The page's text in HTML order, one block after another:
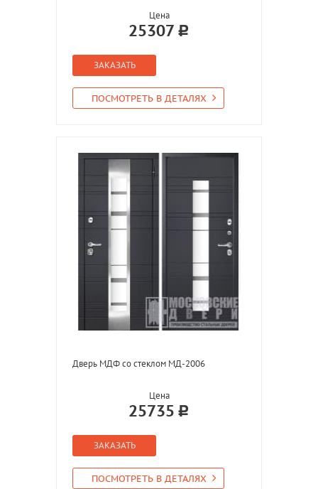
Цена
25307
ЗАКАЗАТЬ
ПОСМОТРЕТЬ В ДЕТАЛЯХ
Дверь МДФ со стеклом МД-2006
Цена
25735
ЗАКАЗАТЬ
ПОСМОТРЕТЬ В ДЕТАЛЯХ